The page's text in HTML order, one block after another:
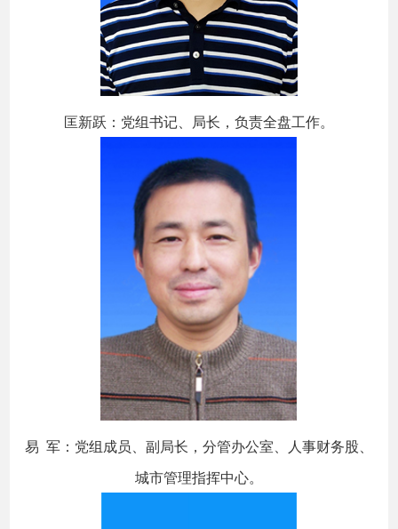
匡新跃：党组书记、局长，负责全盘工作。
易 军：党组成员、副局长，分管办公室、人事财务股、
城市管理指挥中心。